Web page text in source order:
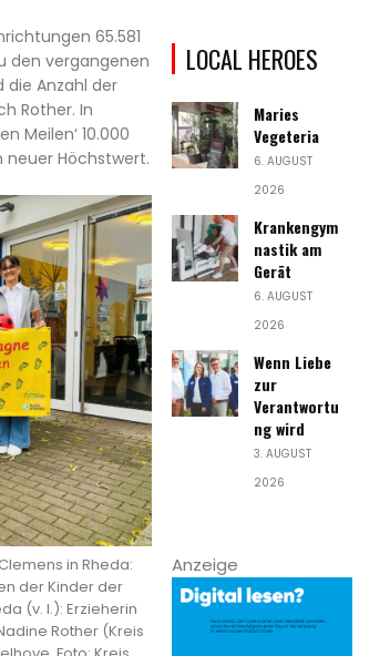
65.581
den vergangenen
die Anzahl der
Rother. In
Meilen‘ 10.000
Höchstwert.
in Rheda:
der Kinder der
(v. l.): Erzieherin
Rother (Kreis
LOCAL HEROES
Maries
Vegeteria
6. AUGUST
2026
Krankengym
nastik am
Gerät
6. AUGUST
2026
Wenn Liebe
zur
Verantwortu
ng wird
3. AUGUST
2026
Anzeige